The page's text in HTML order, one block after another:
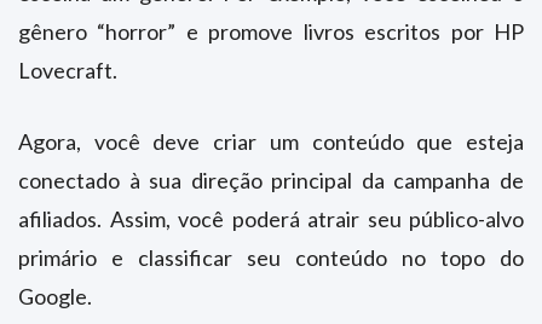
gênero “horror” e promove livros escritos por HP
Lovecraft.
Agora, você deve criar um conteúdo que esteja
conectado à sua direção principal da campanha de
afiliados. Assim, você poderá atrair seu público-alvo
primário e classificar seu conteúdo no topo do
Google.